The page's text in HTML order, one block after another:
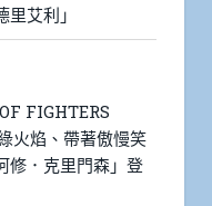
艾利」
FIGHTERS
火焰、帶著傲慢笑
修．克里門森」登